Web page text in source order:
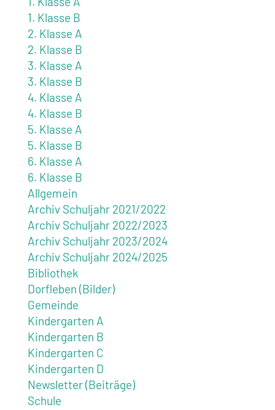
1. Klasse B
2. Klasse A
2. Klasse B
3. Klasse A
3. Klasse B
4. Klasse A
4. Klasse B
5. Klasse A
5. Klasse B
6. Klasse A
6. Klasse B
Allgemein
Archiv Schuljahr 2021/2022
Archiv Schuljahr 2022/2023
Archiv Schuljahr 2023/2024
Archiv Schuljahr 2024/2025
Bibliothek
Dorfleben (Bilder)
Gemeinde
Kindergarten A
Kindergarten B
Kindergarten C
Kindergarten D
Newsletter (Beiträge)
Schule